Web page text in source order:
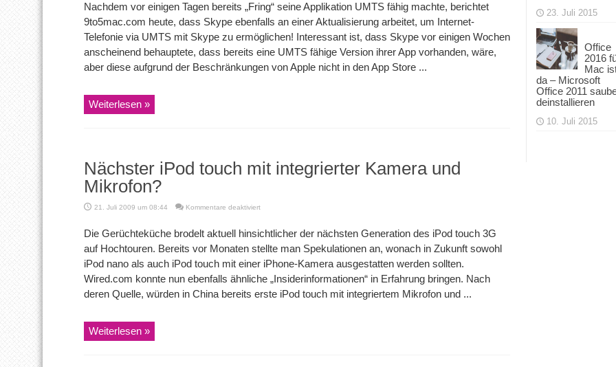
ebenfalls
an
VoIP-
UMTS
Update
Nachdem vor einigen Tagen bereits „Fring“ seine Applikation UMTS fähig machte, berichtet
9to5mac.com heute, dass Skype ebenfalls an einer Aktualisierung arbeitet, um Internet-
Telefonie via UMTS mit Skype zu ermöglichen! Interessant ist, dass Skype vor einigen Wochen
anscheinend behauptete, dass bereits eine UMTS fähige Version ihrer App vorhanden, wäre,
aber diese aufgrund der Beschränkungen von Apple nicht in den App Store ...
Weiterlesen »
Nächster iPod touch mit integrierter Kamera und
Mikrofon?
21. Juli 2009 um 08:44 Kommentare deaktiviertfür
touch
mit
Kamera
und
Mikrofon?
Die Gerüchteküche brodelt aktuell hinsichtlicher der nächsten Generation des iPod touch 3G
auf Hochtouren. Bereits vor Monaten stellte man Spekulationen an, wonach in Zukunft sowohl
iPod nano als auch iPod touch mit einer iPhone-Kamera ausgestatten werden sollten.
Wired.com konnte nun ebenfalls ähnliche „Insiderinformationen“ in Erfahrung bringen. Nach
deren Quelle, würden in China bereits erste iPod touch mit integriertem Mikrofon und ...
Weiterlesen »
23. Juli 2015
Office
2016
Mac
da – Microsoft
Office 2011
deinstallieren
10. Juli 2015